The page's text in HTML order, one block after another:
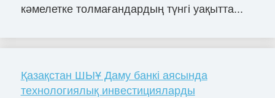
кәмелетке толмағандардың түнгі уақытта...
Қазақстан ШЫҰ Даму банкі аясында
технологиялық инвестицияларды